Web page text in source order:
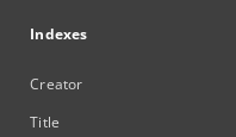
Indexes
Creator
Title